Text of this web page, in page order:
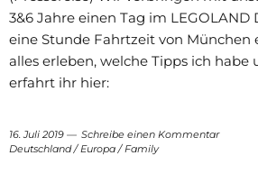
3&6 Jahre einen Tag im LEGOLAND
eine Stunde Fahrtzeit von München
alles erleben, welche Tipps ich habe
erfahrt ihr hier:
16. Juli 2019
Schreibe einen Kommentar
Deutschland/Europa/Family